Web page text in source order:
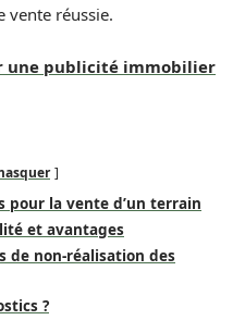
vente réussie.
une publicité immobilier
pour la vente d’un terrain
et avantages
de non-réalisation des
?